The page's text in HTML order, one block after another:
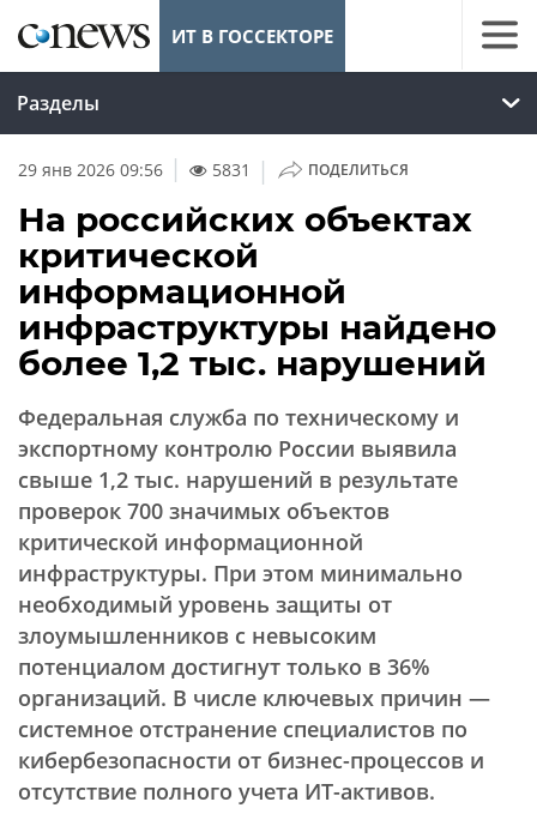
ИТ В ГОССЕКТОРЕ
Разделы
29 янв 2026 09:56 5831 | ПОДЕЛИТЬСЯ
На российских объектах
критической
информационной
инфраструктуры найдено
более 1,2 тыс. нарушений
Федеральная служба по техническому и
экспортному контролю России выявила
свыше 1,2 тыс. нарушений в результате
проверок 700 значимых объектов
критической информационной
инфраструктуры. При этом минимально
необходимый уровень защиты от
злоумышленников с невысоким
потенциалом достигнут только в 36%
организаций. В числе ключевых причин —
системное отстранение специалистов по
кибербезопасности от бизнес-процессов и
отсутствие полного учета ИТ-активов.